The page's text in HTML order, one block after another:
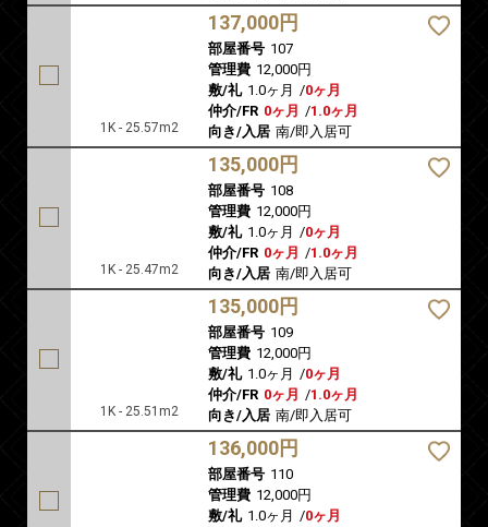
1K - 25.57m2
137,000円
部屋番号 107
管理費 12,000円
敷/礼 1.0ヶ月 /0ヶ月
仲介/FR 0ヶ月 /1.0ヶ月
向き/入居 南/即入居可
1K - 25.47m2
135,000円
部屋番号 108
管理費 12,000円
敷/礼 1.0ヶ月 /0ヶ月
仲介/FR 0ヶ月 /1.0ヶ月
向き/入居 南/即入居可
1K - 25.51m2
135,000円
部屋番号 109
管理費 12,000円
敷/礼 1.0ヶ月 /0ヶ月
仲介/FR 0ヶ月 /1.0ヶ月
向き/入居 南/即入居可
136,000円
部屋番号 110
管理費 12,000円
敷/礼 1.0ヶ月 /0ヶ月